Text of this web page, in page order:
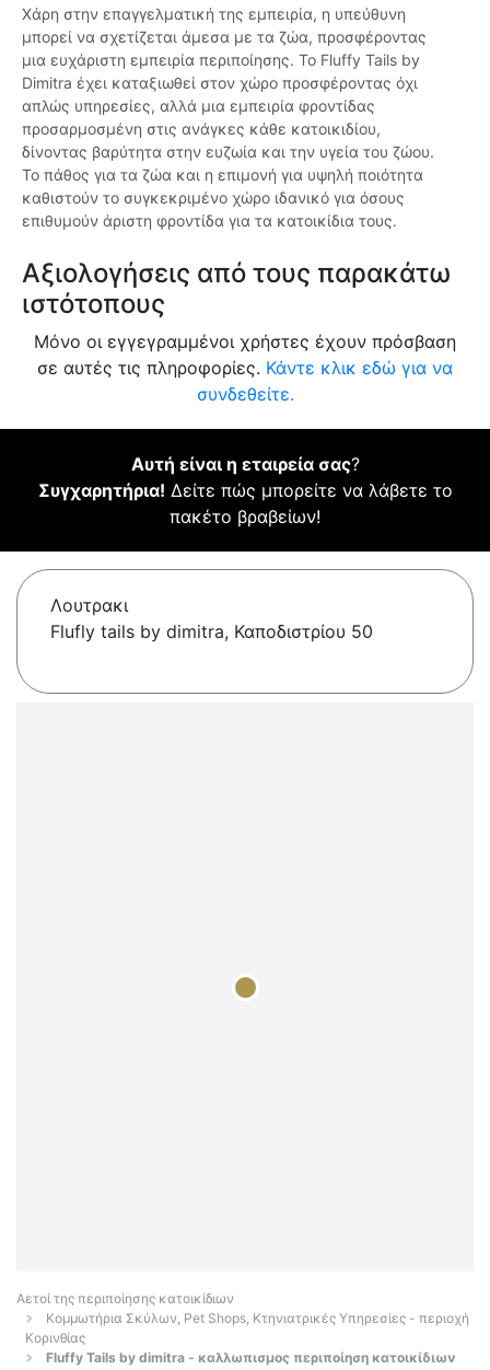
Χάρη στην επαγγελματική της εμπειρία, η υπεύθυνη
μπορεί να σχετίζεται άμεσα με τα ζώα, προσφέροντας
μια ευχάριστη εμπειρία περιποίησης. Το Fluffy Tails by
Dimitra έχει καταξιωθεί στον χώρο προσφέροντας όχι
απλώς υπηρεσίες, αλλά μια εμπειρία φροντίδας
προσαρμοσμένη στις ανάγκες κάθε κατοικιδίου,
δίνοντας βαρύτητα στην ευζωία και την υγεία του ζώου.
Το πάθος για τα ζώα και η επιμονή για υψηλή ποιότητα
καθιστούν το συγκεκριμένο χώρο ιδανικό για όσους
επιθυμούν άριστη φροντίδα για τα κατοικίδια τους.
Αξιολογήσεις από τους παρακάτω
ιστότοπους
Μόνο οι εγγεγραμμένοι χρήστες έχουν πρόσβαση
σε αυτές τις πληροφορίες. Κάντε κλικ εδώ για να
συνδεθείτε.
Αυτή είναι η εταιρεία σας?
Συγχαρητήρια! Δείτε πώς μπορείτε να λάβετε το
πακέτο βραβείων!
Λουτρακι
Flufly tails by dimitra, Καποδιστρίου 50
Αετοί της περιποίησης κατοικίδιων
Κομμωτήρια Σκύλων, Pet Shops, Κτηνιατρικές Υπηρεσίες - περιοχή
Κορινθίας
Fluffy Tails by dimitra - καλλωπισμος περιποίηση κατοικίδιων